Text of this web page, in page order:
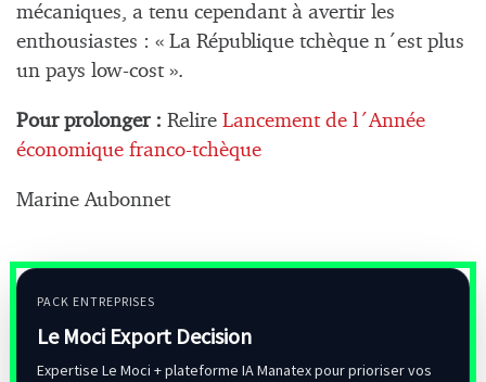
mécaniques, a tenu cependant à avertir les
enthousiastes : « La République tchèque n´est plus
un pays low-cost ».
Pour prolonger : Relire Lancement de l´Année
économique franco-tchèque
Marine Aubonnet
PACK ENTREPRISES
Le Moci Export Decision
Expertise Le Moci + plateforme IA Manatex pour prioriser vos